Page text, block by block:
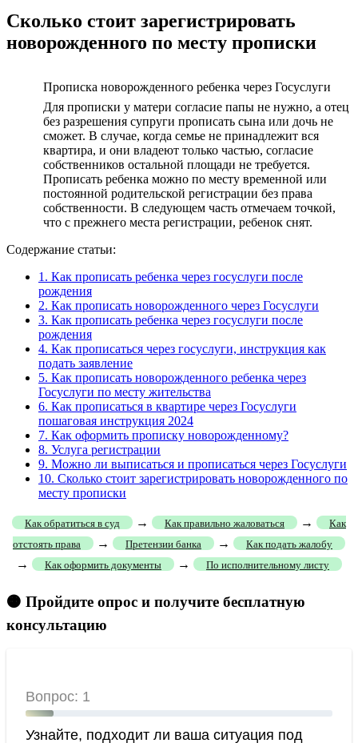
Сколько стоит зарегистрировать
новорожденного по месту прописки
Прописка новорожденного ребенка через Госуслуги
Для прописки у матери согласие папы не нужно, а отец
без разрешения супруги прописать сына или дочь не
сможет. В случае, когда семье не принадлежит вся
квартира, и они владеют только частью, согласие
собственников остальной площади не требуется.
Прописать ребенка можно по месту временной или
постоянной родительской регистрации без права
собственности. В следующем часть отмечаем точкой,
что с прежнего места регистрации, ребенок снят.
Содержание статьи:
1. Как прописать ребенка через госуслуги после
рождения
2. Как прописать новорожденного через Госуслуги
3. Как прописать ребенка через госуслуги после
рождения
4. Как прописаться через госуслуги, инструкция как
подать заявление
5. Как прописать новорожденного ребенка через
Госуслуги по месту жительства
6. Как прописаться в квартире через Госуслуги
пошаговая инструкция 2024
7. Как оформить прописку новорожденному?
8. Услуга регистрации
9. Можно ли выписаться и прописаться через Госуслуги
10. Сколько стоит зарегистрировать новорожденного по
месту прописки
Как обратиться в суд → Как правильно жаловаться →
Как
отстоять права
→ Претензии банка → Как подать жалобу
→ Как оформить документы → По исполнительному листу
🟠 Пройдите опрос и получите бесплатную
консультацию